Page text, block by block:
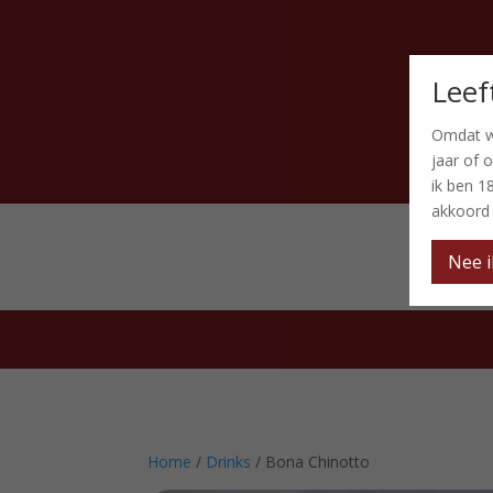
Home / Drinks / Bona Chinotto
Omdat
jaar of
ik ben
Nee